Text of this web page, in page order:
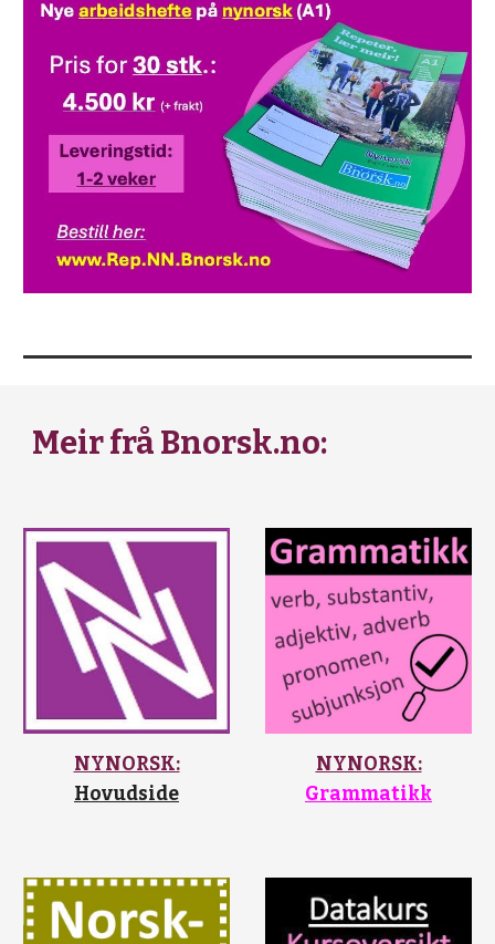
Meir frå Bnorsk.no:
NYNORSK:
Hovudside
NYNORSK:
Grammatikk